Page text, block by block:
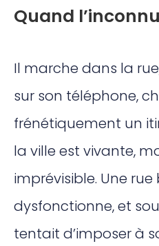
Quand
Il marche dans la
sur son téléphone,
frénétiquement un
la ville est vivante,
imprévisible. Une
dysfonctionne, et
tentait d’imposer à